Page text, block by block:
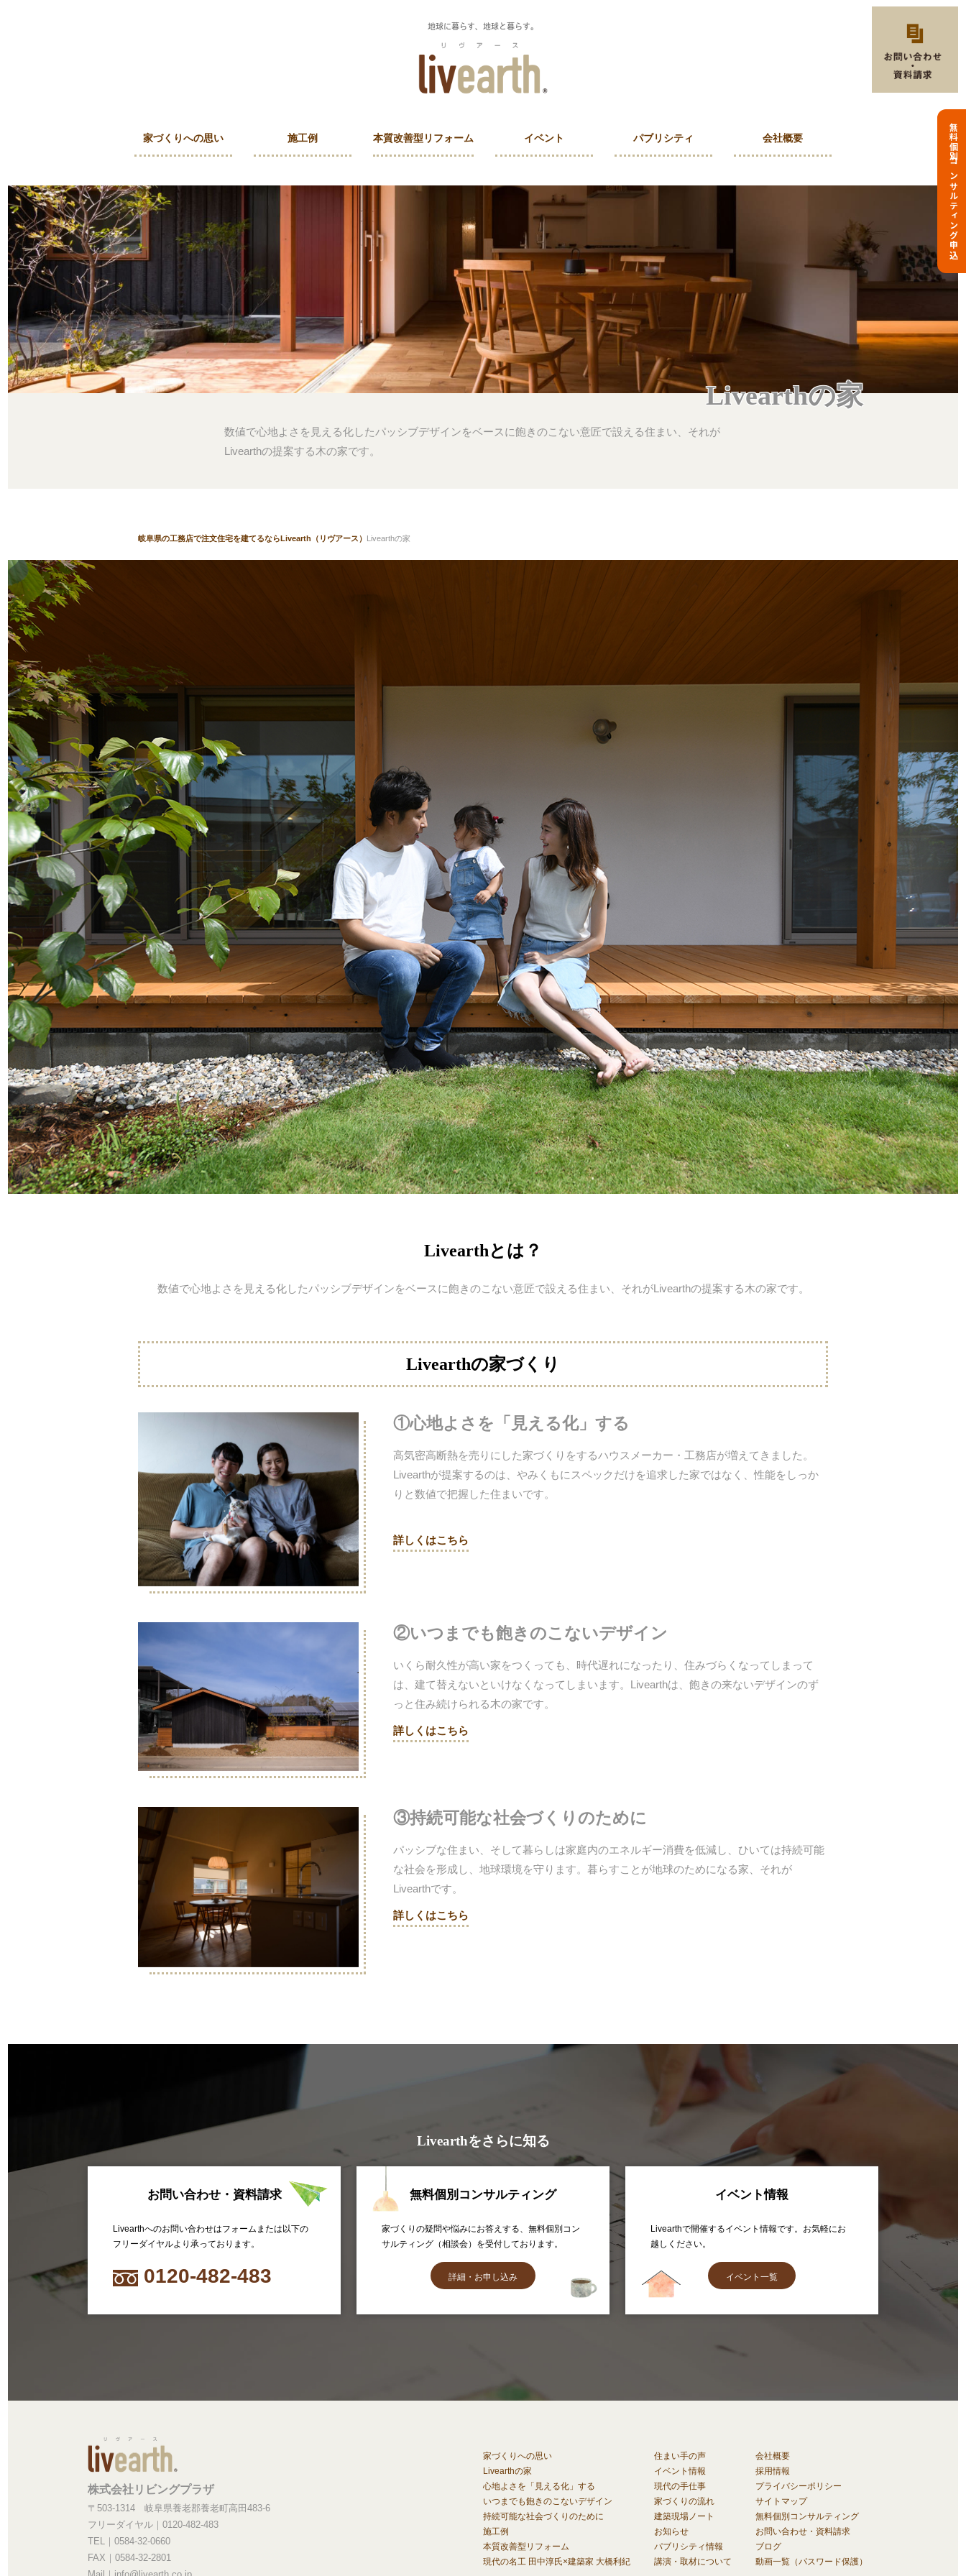
地球に暮らす、地球と暮らす。
無料個別コンサルティング申込
家づくりへの思い 施工例 本質改善型リフォーム イベント パブリシティ 会社概要
Livearthの家
数値で心地よさを見える化したパッシブデザインをベースに飽きのこない意匠で設える住まい、それが
Livearthの提案する木の家です。
岐阜県の工務店で注文住宅を建てるならLivearth（リヴアース） Livearthの家
Livearthとは？
数値で心地よさを見える化したパッシブデザインをベースに飽きのこない意匠で設える住まい、それがLivearthの提案する木の家です。
Livearthの家づくり
①心地よさを「見える化」する
高気密高断熱を売りにした家づくりをするハウスメーカー・工務店が増えてきました。
Livearthが提案するのは、やみくもにスペックだけを追求した家ではなく、性能をしっか
りと数値で把握した住まいです。
詳しくはこちら
②いつまでも飽きのこないデザイン
いくら耐久性が高い家をつくっても、時代遅れになったり、住みづらくなってしまって
は、建て替えないといけなくなってしまいます。Livearthは、飽きの来ないデザインのず
っと住み続けられる木の家です。
詳しくはこちら
③持続可能な社会づくりのために
パッシブな住まい、そして暮らしは家庭内のエネルギー消費を低減し、ひいては持続可能
な社会を形成し、地球環境を守ります。暮らすことが地球のためになる家、それが
Livearthです。
詳しくはこちら
Livearthをさらに知る
お問い合わせ・資料請求
Livearthへのお問い合わせはフォームまたは以下の
フリーダイヤルより承っております。
0120-482-483
無料個別コンサルティング
家づくりの疑問や悩みにお答えする、無料個別コン
サルティング（相談会）を受付しております。
詳細・お申し込み
イベント情報
Livearthで開催するイベント情報です。お気軽にお
越しください。
イベント一覧
株式会社リビングプラザ
〒503-1314 岐阜県養老郡養老町高田483-6
フリーダイヤル｜0120-482-483
TEL｜0584-32-0660
FAX｜0584-32-2801
家づくりへの思い
Livearthの家
心地よさを「見える化」する
いつまでも飽きのこないデザイン
持続可能な社会づくりのために
施工例
本質改善型リフォーム
現代の名工 田中淳氏×建築家 大橋利紀
住まい手の声
イベント情報
現代の手仕事
家づくりの流れ
建築現場ノート
お知らせ
パブリシティ情報
講演・取材について
会社概要
採用情報
プライバシーポリシー
サイトマップ
無料個別コンサルティング
お問い合わせ・資料請求
ブログ
動画一覧（パスワード保護）